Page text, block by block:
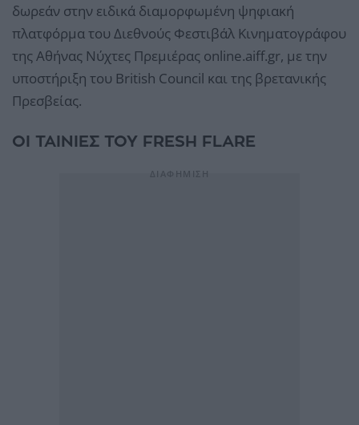
δωρεάν στην ειδικά διαμορφωμένη ψηφιακή
πλατφόρμα του Διεθνούς Φεστιβάλ Κινηματογράφου
της Αθήνας Νύχτες Πρεμιέρας online.aiff.gr, με την
υποστήριξη του British Council και της βρετανικής
Πρεσβείας.
ΟΙ ΤΑΙΝΙΕΣ ΤΟΥ FRESH FLARE